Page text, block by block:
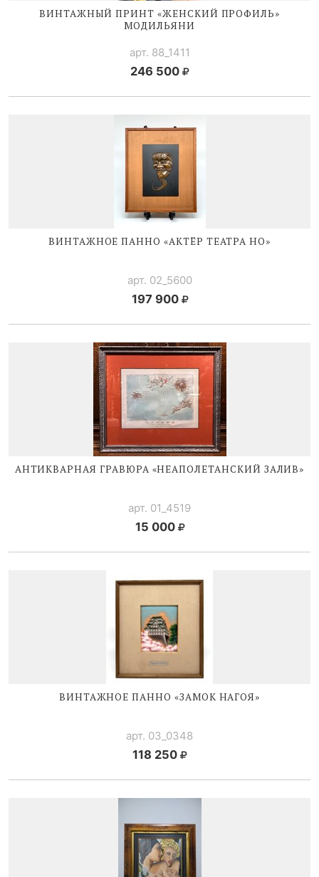
ВИНТАЖНЫЙ ПРИНТ «ЖЕНСКИЙ ПРОФИЛЬ»
МОДИЛЬЯНИ
арт. 88_1411
246 500
ВИНТАЖНОЕ ПАННО «АКТЁР ТЕАТРА НО»
арт. 02_5600
197 900
АНТИКВАРНАЯ ГРАВЮРА «НЕАПОЛЕТАНСКИЙ ЗАЛИВ»
арт. 01_4519
15 000
ВИНТАЖНОЕ ПАННО «ЗАМОК НАГОЯ»
арт. 03_0348
118 250